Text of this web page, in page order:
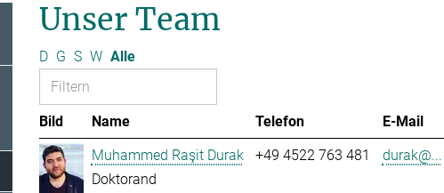
Unser Team
D G S W Alle
Bild Name Telefon E-Mail
Muhammed Raşit Durak
Doktorand
+49 4522 763 481 durak@...